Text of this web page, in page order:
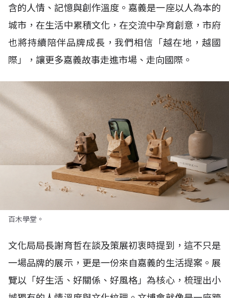
含的人情、記憶與創作溫度。嘉義是一座以人為本的
城市，在生活中累積文化，在交流中孕育創意，市府
也將持續陪伴品牌成長，我們相信「越在地，越國
際」，讓更多嘉義故事走進市場、走向國際。
百木學堂。
文化局局長謝育哲在談及策展初衷時提到，這不只是
一場品牌的展示，更是一份來自嘉義的生活提案。展
覽以「好生活、好關係、好風格」為核心，梳理出小